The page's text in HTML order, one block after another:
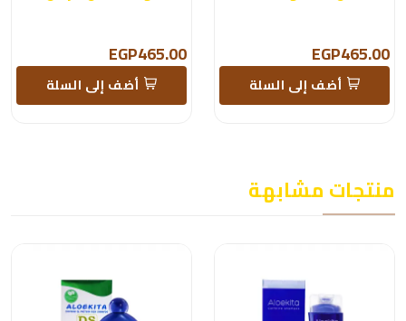
EGP465.00
أضف إلى السلة
EGP465.00
أضف إلى السلة
منتجات مشابهة